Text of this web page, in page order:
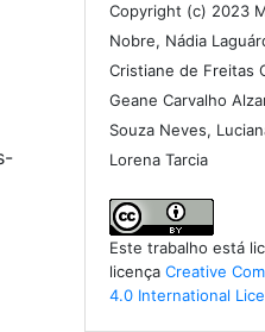
Copyright (c) 2023
Nobre, Nádia
Cristiane de Freitas
Geane Carvalho
Souza Neves,
Lorena Tarcia
Este trabalho está
licençaCreative
4.0 International